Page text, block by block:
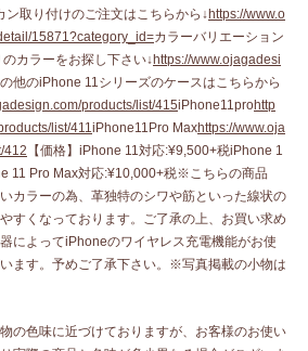
ン取り付けのご注文はこちらから↓ https://www.o
15871?category_id=カラーバリエーション
カラーをお探し下さい↓ https://www.ojagadesi
他のiPhone 11シリーズのケースはこちらから
products/list/415iPhone11prohttp
list/411iPhone11Pro Maxhttps://www.oja
412 【価格】iPhone 11対応:¥9,500+税iPhone 1
11 Pro Max対応:¥10,000+税※こちらの商品
カラーの為、革独特のシワや筋といった線状の
すくなっております。ご了承の上、お買い求め
によってiPhoneのワイヤレス充電機能がお使
ます。予めご了承下さい。※写真掲載の小物は
の色味に近づけておりますが、お客様のお使い